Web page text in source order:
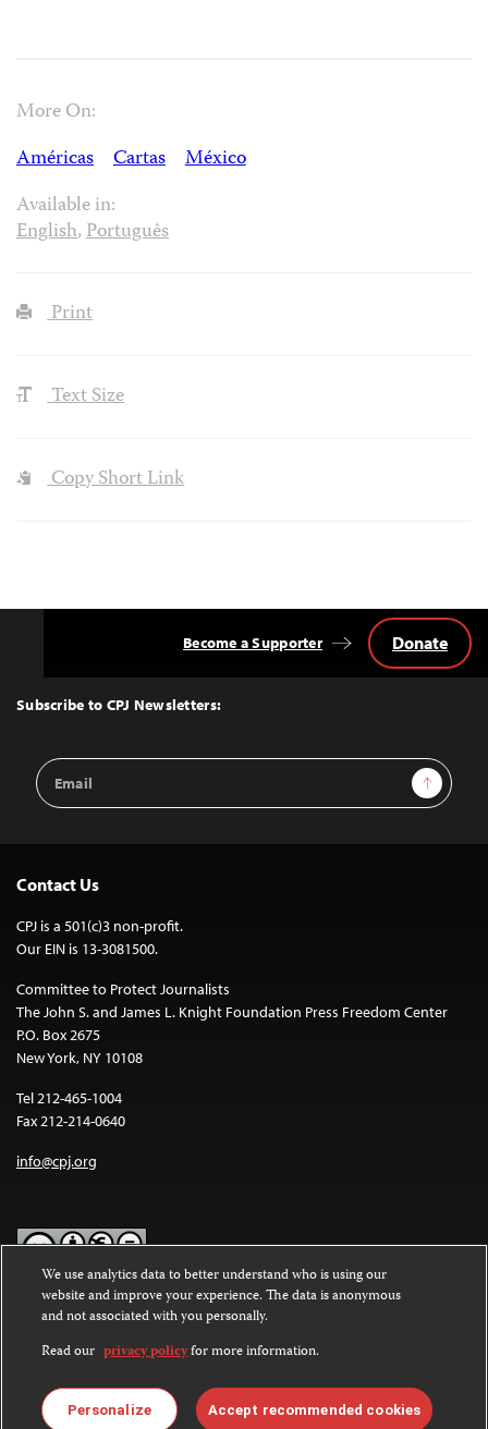
More On:
Américas
Cartas
México
Available in:
English,Português
Print
Text Size
Copy Short Link
Top
Subscribe to CPJ Newsletters:
Email
Address
Sign Up
Become a Supporter Donate
Contact Us
CPJ is a 501(c)3 non-profit.
Our EIN is 13-3081500.
Committee to Protect Journalists
The John S. and James L. Knight Foundation Press Freedom Center
P.O. Box 2675
New York, NY 10108
Tel 212-465-1004
Fax 212-214-0640
info@cpj.org
Except where noted, text on this website is licensed under a
Commons Attribution-NonCommercial-NoDerivatives 4.0
International License.
Images and other media are not covered by the Creative Commons
license. For more information about permissions, see ourFAQs
We use analytics data to better understand who is using our
website and improve your experience. The data is anonymous
and not associated with you personally.
Read our privacy policyfor more information.
Personalize Accept recommended cookies